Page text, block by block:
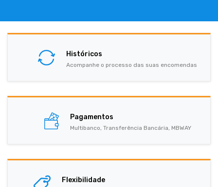
Históricos
Acompanhe o processo das suas encomendas
Pagamentos
Multibanco, Transferência Bancária, MBWAY
Flexibilidade